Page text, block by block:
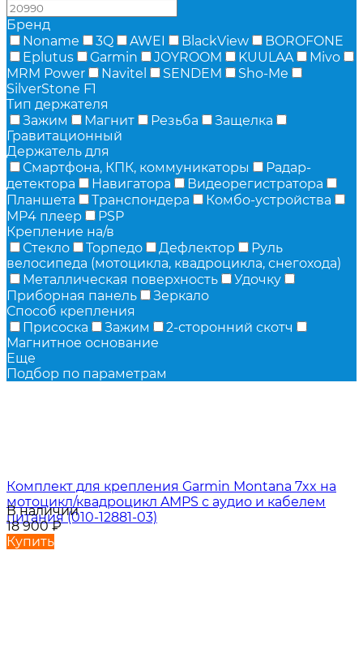
Бренд
Noname
3Q AWEI BlackView
BOROFONE
Eplutus
Garmin JOYROOM KUULAA
Mivo
MRM Power
Navitel SENDEM
Sho-Me
SilverStone F1
Тип держателя
Зажим
Магнит Резьба
Защелка
Гравитационный
Держатель для
Смартфона, КПК, коммуникаторы
Радар-
детектора
Навигатора
Видеорегистратора
Планшета
Транспондера
Комбо-устройства
MP4 плеер
PSP
Крепление на/в
Стекло
Торпедо Дефлектор
Руль
велосипеда (мотоцикла, квадроцикла, снегохода)
Металлическая поверхность
Удочку
Приборная панель
Зеркало
Способ крепления
Присоска
Зажим
2-сторонний скотч
Магнитное основание
Еще
Подбор по параметрам
Комплект для крепления Garmin Montana 7xx на
мотоцикл/квадроцикл AMPS с аудио и кабелем
питания (010-12881-03)
В наличии
18 900₽
Купить